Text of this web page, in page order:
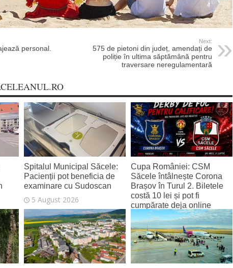
personal.
Next:
575 de pietoni din județ, amendați de
poliție în ultima săptămână pentru
traversare neregulamentară
Spitalul Municipal Săcele:
Pacienții pot beneficia de
examinare cu Sudoscan
5 August 2026
Cupa României: CSM
Săcele întâlnește Corona
Brașov în Turul 2. Biletele
costă 10 lei și pot fi
cumpărate deja online
4 August 2026